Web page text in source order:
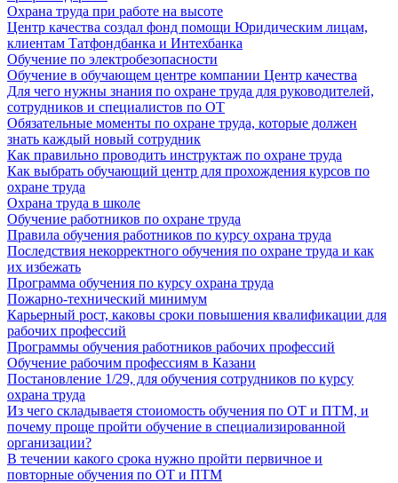
Охрана труда при работе на высоте
Центр качества создал фонд помощи Юридическим лицам,
клиентам Татфондбанка и Интехбанка
Обучение по электробезопасности
Обучение в обучающем центре компании Центр качества
Для чего нужны знания по охране труда для руководителей,
сотрудников и специалистов по ОТ
Обязательные моменты по охране труда, которые должен
знать каждый новый сотрудник
Как правильно проводить инструктаж по охране труда
Как выбрать обучающий центр для прохождения курсов по
охране труда
Охрана труда в школе
Обучение работников по охране труда
Правила обучения работников по курсу охрана труда
Последствия некорректного обучения по охране труда и как
их избежать
Программа обучения по курсу охрана труда
Пожарно-технический минимум
Карьерный рост, каковы сроки повышения квалификации для
рабочих профессий
Программы обучения работников рабочих профессий
Обучение рабочим профессиям в Казани
Постановление 1/29, для обучения сотрудников по курсу
охрана труда
Из чего складываетя стоиомость обучения по ОТ и ПТМ, и
почему проще пройти обучение в специализированной
организации?
В течении какого срока нужно пройти первичное и
повторные обучения по ОТ и ПТМ